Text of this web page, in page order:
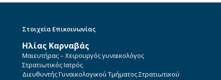
Στοιχεία Επικοινωνίας
Ηλίας Καρναβάς
Μαιευτήρας – Χειρουργός γυναικολόγος
Στρατιωτικός Ιατρός
Διευθυντής Γυναικολογικού Τμήματος Στρατιωτικού